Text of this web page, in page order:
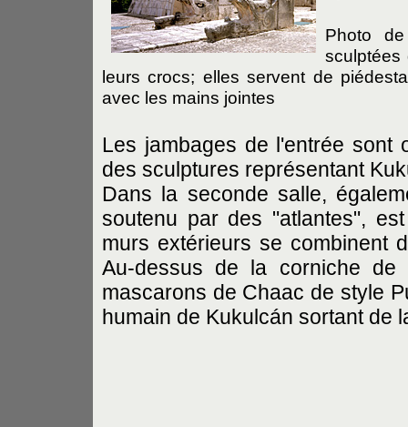
Photo
sculptées
leurs crocs; elles servent de
avec les mains jointes
Les jambages de l'entrée sont
des sculptures représentant
Dans la seconde salle,
soutenu par des "atlantes",
murs extérieurs se combinent
Au-dessus de la corniche
mascarons de Chaac de style
humain de Kukulcán sortant de